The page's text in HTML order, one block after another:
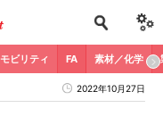
モビリティ FA 素材／化学
2022年10月27日